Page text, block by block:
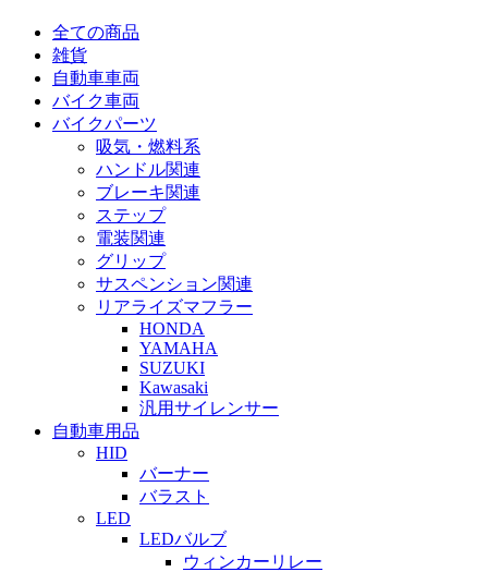
全ての商品
雑貨
自動車車両
バイク車両
バイクパーツ
吸気・燃料系
ハンドル関連
ブレーキ関連
ステップ
電装関連
グリップ
サスペンション関連
リアライズマフラー
HONDA
YAMAHA
SUZUKI
Kawasaki
汎用サイレンサー
自動車用品
HID
バーナー
バラスト
LED
LEDバルブ
ウィンカーリレー